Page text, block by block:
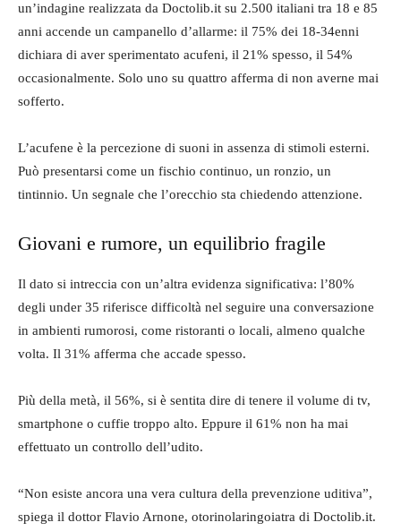
un’indagine realizzata da Doctolib.it su 2.500 italiani tra 18 e 85
anni accende un campanello d’allarme: il 75% dei 18-34enni
dichiara di aver sperimentato acufeni, il 21% spesso, il 54%
occasionalmente. Solo uno su quattro afferma di non averne mai
sofferto.
L’acufene è la percezione di suoni in assenza di stimoli esterni.
Può presentarsi come un fischio continuo, un ronzio, un
tintinnio. Un segnale che l’orecchio sta chiedendo attenzione.
Giovani e rumore, un equilibrio fragile
Il dato si intreccia con un’altra evidenza significativa: l’80%
degli under 35 riferisce difficoltà nel seguire una conversazione
in ambienti rumorosi, come ristoranti o locali, almeno qualche
volta. Il 31% afferma che accade spesso.
Più della metà, il 56%, si è sentita dire di tenere il volume di tv,
smartphone o cuffie troppo alto. Eppure il 61% non ha mai
effettuato un controllo dell’udito.
“Non esiste ancora una vera cultura della prevenzione uditiva”,
spiega il dottor Flavio Arnone, otorinolaringoiatra di Doctolib.it.